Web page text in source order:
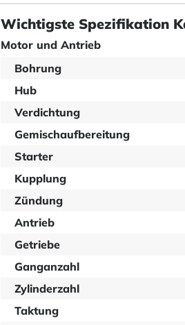
Wichtigste Spezifikation
Motor und Antrieb
Bohrung
Hub
Verdichtung
Gemischaufbereitung
Starter
Kupplung
Zündung
Antrieb
Getriebe
Ganganzahl
Zylinderzahl
Taktung